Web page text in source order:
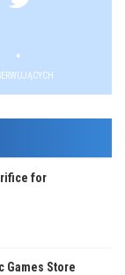
.
for
Games Store